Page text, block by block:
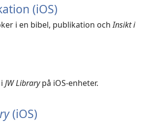
(iOS)
i en bibel, publikation ochInsikt i
JW Librarypå iOS-enheter.
(iOS)